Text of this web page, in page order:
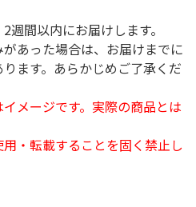
間以内にお届けします。
あった場合は、お届けまでに
ます。あらかじめご了承くだ
メージです。実際の商品とは
・転載することを固く禁止し